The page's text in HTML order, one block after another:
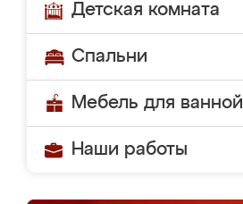
Детская комната
Спальни
Мебель для ванной
Наши работы